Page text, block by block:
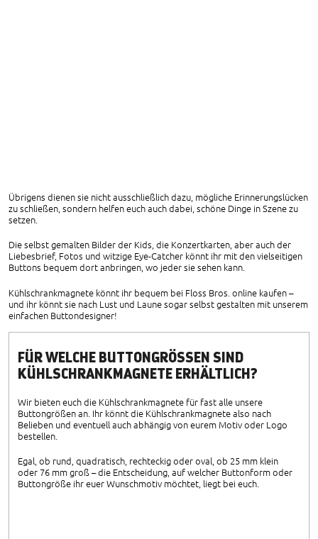
Übrigens dienen sie nicht ausschließlich dazu, mögliche Erinnerungslücken
zu schließen, sondern helfen euch auch dabei, schöne Dinge in Szene zu
setzen.
Die selbst gemalten Bilder der Kids, die Konzertkarten, aber auch der
Liebesbrief, Fotos und witzige Eye-Catcher könnt ihr mit den vielseitigen
Buttons bequem dort anbringen, wo jeder sie sehen kann.
Kühlschrankmagnete könnt ihr bequem bei Floss Bros. online kaufen –
und ihr könnt sie nach Lust und Laune sogar selbst gestalten mit unserem
einfachen Buttondesigner!
FÜR WELCHE BUTTONGRÖSSEN SIND K
ÜHLSCHRANKMAGNETE ERHÄLTLICH?
Wir bieten euch die Kühlschrankmagnete für fast alle unsere
Buttongrößen an. Ihr könnt die Kühlschrankmagnete also nach
Belieben und eventuell auch abhängig von eurem Motiv oder Logo
bestellen.
Egal, ob rund, quadratisch, rechteckig oder oval, ob 25 mm klein
oder 76 mm groß – die Entscheidung, auf welcher Buttonform oder
Buttongröße ihr euer Wunschmotiv möchtet, liegt bei euch.